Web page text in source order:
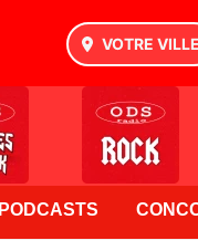
VOTRE VILLE
PODCASTS